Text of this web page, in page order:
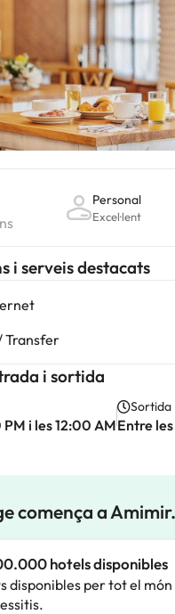
Personal
Excel·lent
i serveis destacats
Transfer
i sortida
i les 12:00 AM
Sortida
Entre
comença a
hotels disponibles
disponibles per tot el